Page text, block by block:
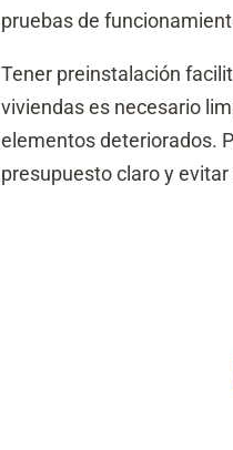
pruebas de
Tener preinstalación
viviendas es necesario
elementos deteriorados.
presupuesto claro y